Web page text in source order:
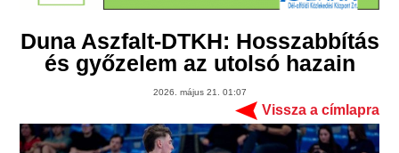
Duna Aszfalt-DTKH: Hosszabbítás
és győzelem az utolsó hazain
2026. május 21. 01:07
Vissza a címlapra